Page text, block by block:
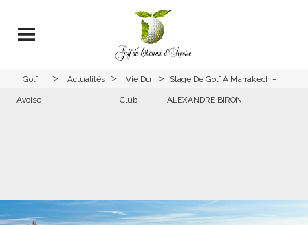
Golf
Avoise
> Actualités > Vie Du
Club
> Stage De Golf À Marrakech –
ALEXANDRE BIRON